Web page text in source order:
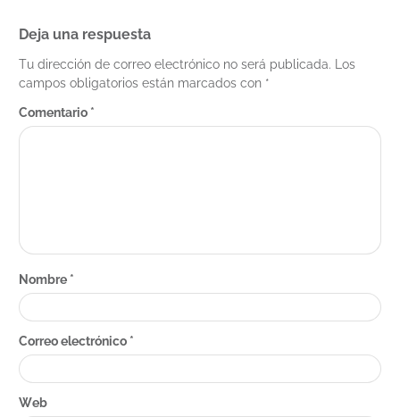
Deja una respuesta
Tu dirección de correo electrónico no será publicada. Los
campos obligatorios están marcados con *
Comentario *
Nombre *
Correo electrónico *
Web